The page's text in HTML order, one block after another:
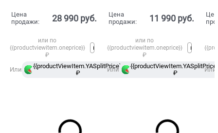
линзы
Цена
продажи:
28 990 руб.
или по
{{productviewitem.oneprice}}
₽
Или
{{productViewItem.YASplitPrice}}
₽
в
Сплит
Цена
продажи:
11 990 руб.
или по
{{productviewitem.oneprice}}
₽
Или
₽
Или